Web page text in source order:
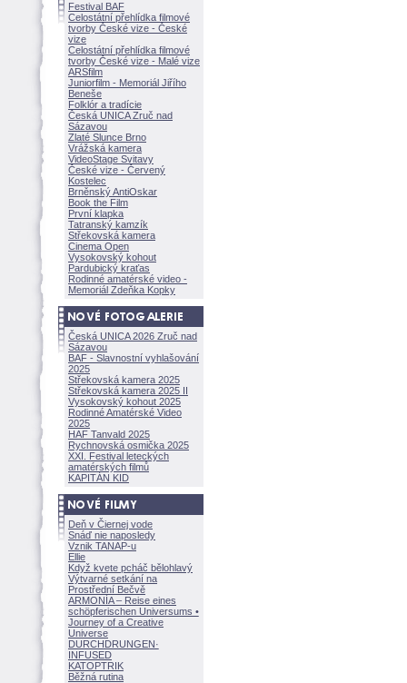
Festival BAF
Celostátní přehlídka filmové
tvorby České vize - České
vize
Celostátní přehlídka filmové
tvorby České vize - Malé vize
ARSfilm
Juniorfilm - Memoriál Jiřího
Beneše
Folklór a tradície
Česká UNICA Zruč nad
Sázavou
Zlaté Slunce Brno
Vrážská kamera
VideoStage Svitavy
České vize - Červený
Kostelec
Brněnský AntiOskar
Book the Film
První klapka
Tatranský kamzík
Střekovská kamera
Cinema Open
Vysokovský kohout
Pardubický kraťas
Rodinné amatérské video -
Memoriál Zdeňka Kopky
Česká UNICA 2026 Zruč nad
Sázavou
BAF - Slavnostní vyhlašování
2025
Střekovská kamera 2025
Střekovská kamera 2025 II
Vysokovský kohout 2025
Rodinné Amatérské Video
2025
HAF Tanvald 2025
Rychnovská osmička 2025
XXI. Festival leteckých
amatérských filmů
KAPITÁN KID
Deň v Čiernej vode
Snáď nie naposledy
Vznik TANAP-u
Ellie
Když kvete pcháč bělohlavý
Výtvarné setkání na
Prostřední Bečvě
ARMONÍA – Reise eines
schöpferischen Universums •
Journey of a Creative
Universe
DURCHDRUNGEN·
INFUSED
KATOPTRIK
Běžná rutina